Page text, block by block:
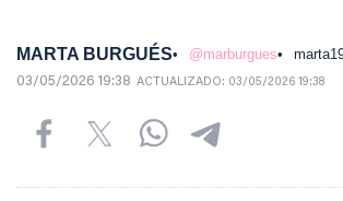
MARTA BURGUÉS @marburgues
03/05/2026 19:38 ACTUALIZADO: 03/05/2026 19:38